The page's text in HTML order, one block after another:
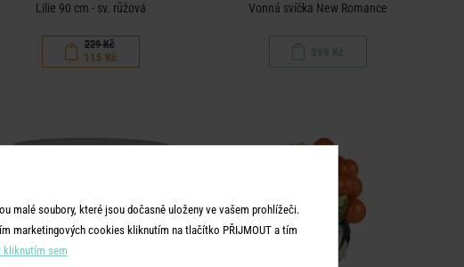
Lilie 90 cm - sv. růžová
229 Kč
115 Kč
Vonná svíčka New Romance
399 Kč
malé soubory, které jsou dočasně uloženy ve vašem prohlížeči.
marketingových cookies kliknutím na tlačítko PŘIJMOUT a tím
kliknutím sem